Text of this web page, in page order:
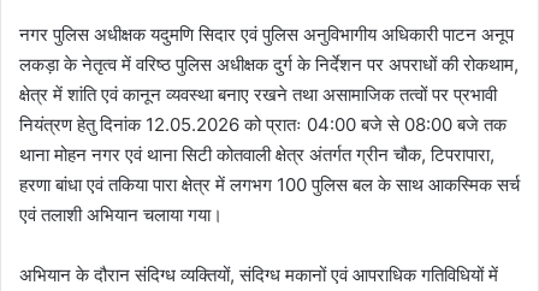
नगर पुलिस अधीक्षक यदुमणि सिदार एवं पुलिस अनुविभागीय अधिकारी पाटन अनूप
लकड़ा के नेतृत्व में वरिष्ठ पुलिस अधीक्षक दुर्ग के निर्देशन पर अपराधों की रोकथाम,
क्षेत्र में शांति एवं कानून व्यवस्था बनाए रखने तथा असामाजिक तत्वों पर प्रभावी
नियंत्रण हेतु दिनांक 12.05.2026 को प्रातः 04:00 बजे से 08:00 बजे तक
थाना मोहन नगर एवं थाना सिटी कोतवाली क्षेत्र अंतर्गत ग्रीन चौक, टिपरापारा,
हरणा बांधा एवं तकिया पारा क्षेत्र में लगभग 100 पुलिस बल के साथ आकस्मिक सर्च
एवं तलाशी अभियान चलाया गया।
अभियान के दौरान संदिग्ध व्यक्तियों, संदिग्ध मकानों एवं आपराधिक गतिविधियों में